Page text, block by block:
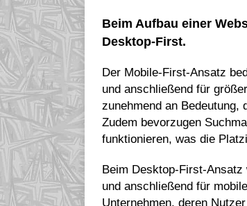
Beim Aufbau einer
Desktop-First.
Der Mobile-First-Ansatz
und anschließend für
zunehmend an Bedeutung,
Zudem bevorzugen
funktionieren, was die
Beim Desktop-First-
und anschließend für
Unternehmen, deren